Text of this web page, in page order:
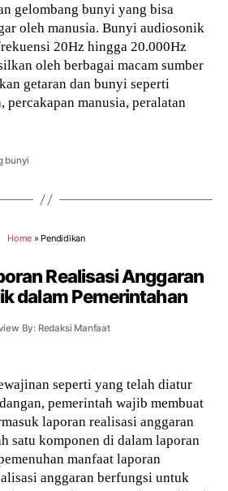
gelombang bunyi yang bisa
oleh manusia. Bunyi audiosonik
20Hz hingga 20.000Hz
oleh berbagai macam sumber
getaran dan bunyi seperti
percakapan manusia, peralatan
bunyi
Home » Pendidikan
Realisasi Anggaran
dalam Pemerintahan
By: Redaksi Manfaat
seperti yang telah diatur
pemerintah wajib membuat
laporan realisasi anggaran
satu komponen di dalam laporan
manfaat laporan
anggaran berfungsi untuk